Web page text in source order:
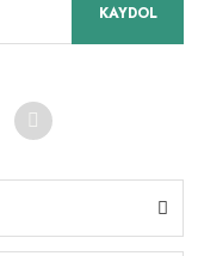
KAYDOL